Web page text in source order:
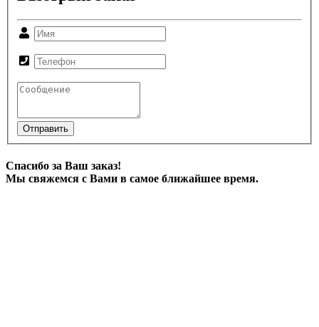
Отправить
Спасибо за Ваш заказ!
Мы свяжемся с Вами в самое ближайшее время.